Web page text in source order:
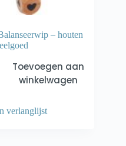
– houten
Toevoegen aan
winkelwagen
verlanglijst